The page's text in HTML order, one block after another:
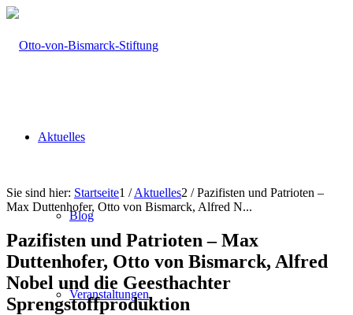
Aktuelles
Blog
Veranstaltungen
Sie sind hier: Startseite1 / Aktuelles2 / Pazifisten und Patrioten –
Max Duttenhofer, Otto von Bismarck, Alfred N...
Pazifisten und Patrioten – Max
Duttenhofer, Otto von Bismarck, Alfred
Nobel und die Geesthachter
Sprengstoffproduktion